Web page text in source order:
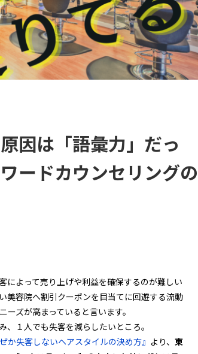
因は「語彙力」だっ
ードカウンセリングの
によって売り上げや利益を確保するのが難しい
美容院へ割引クーポンを目当てに回遊する流動
ズが高まっていると言います。
１人でも失客を減らしたいところ。
ぜか失客しないヘアスタイルの決め方』 より、 東